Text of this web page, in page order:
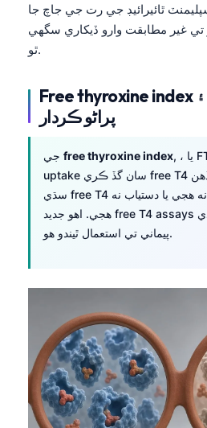
ٿائيرائيڊ جي رت جي جاچ جا
تي غير مطابقت وارو ڏيکاري سگهي
ٿو.
Free thyroxine index ۽ T3 uptake جو
پراڻو ڪردار
free thyroxine index, ، يا FTI، سڄي T4 کي T3
uptake سان گڏ ڪري free T4 جو اندازو لڳائي ٿو جڏهن
سڌي free T4 جي جاچ ڀروسي لائق نه هجي يا دستياب نه
هجي. اهو جديد free T4 assays عام ٿيڻ کان اڳ وڏي
پيماني تي استعمال ٿيندو هو.
日本語
Čeština
ქართული
Русский
Slovenščina
Magyar
Shqip
اردو
मराठी
தமிழ்
ગુજરાતી